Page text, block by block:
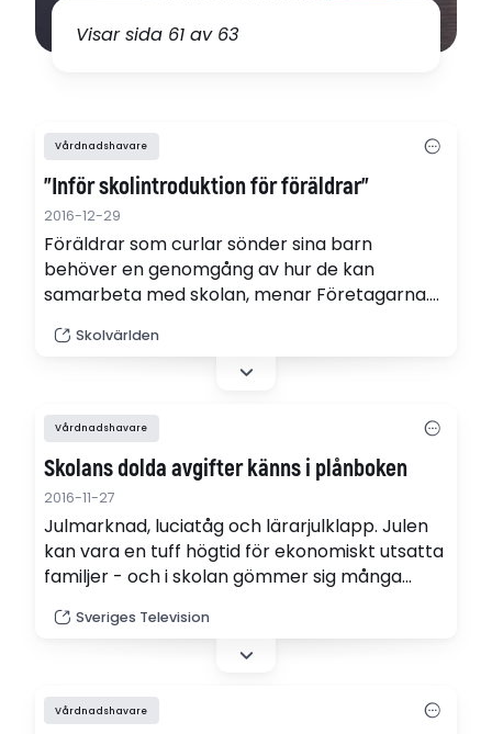
Visar sida 61 av 63
Vårdnadshavare
”Inför skolintroduktion för föräldrar”
2016-12-29
Föräldrar som curlar sönder sina barn
behöver en genomgång av hur de kan
samarbeta med skolan, menar Företagarna.
premisserna, svarar Föräldraalliansen.
Skolvärlden
Vårdnadshavare
Skolans dolda avgifter känns i plånboken
2016-11-27
Julmarknad, luciatåg och lärarjulklapp. Julen
kan vara en tuff högtid för ekonomiskt utsatta
familjer - och i skolan gömmer sig många
Sveriges Television
Vårdnadshavare